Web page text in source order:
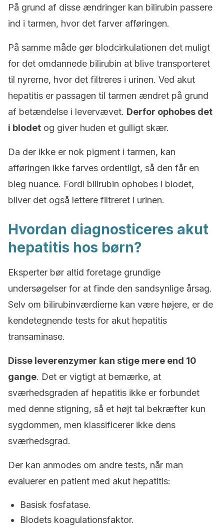
På grund af disse ændringer kan bilirubin passere
ind i tarmen, hvor det farver afføringen.
På samme måde gør blodcirkulationen det muligt
for det omdannede bilirubin at blive transporteret
til nyrerne, hvor det filtreres i urinen. Ved akut
hepatitis er passagen til tarmen ændret på grund
af betændelse i levervævet. Derfor ophobes det
i blodet og giver huden et gulligt skær.
Da der ikke er nok pigment i tarmen, kan
afføringen ikke farves ordentligt, så den får en
bleg nuance. Fordi bilirubin ophobes i blodet,
bliver det også lettere filtreret i urinen.
Hvordan diagnosticeres akut
hepatitis hos børn?
Eksperter bør altid foretage grundige
undersøgelser for at finde den sandsynlige årsag.
Selv om bilirubinværdierne kan være højere, er de
kendetegnende tests for akut hepatitis
transaminase.
Disse leverenzymer kan stige mere end 10
gange. Det er vigtigt at bemærke, at
sværhedsgraden af hepatitis ikke er forbundet
med denne stigning, så et højt tal bekræfter kun
sygdommen, men klassificerer ikke dens
sværhedsgrad.
Der kan anmodes om andre tests, når man
evaluerer en patient med akut hepatitis:
Basisk fosfatase.
Blodets koagulationsfaktor.